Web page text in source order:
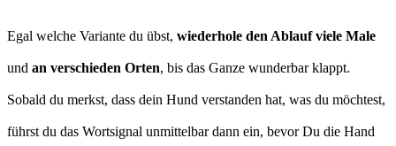
Egal welche Variante du übst, wiederhole den Ablauf viele Male
und an verschieden Orten, bis das Ganze wunderbar klappt.
Sobald du merkst, dass dein Hund verstanden hat, was du möchtest,
führst du das Wortsignal unmittelbar dann ein, bevor Du die Hand